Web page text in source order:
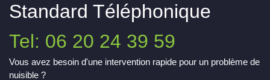
Standard Téléphonique
Tel: 06 20 24 39 59
Vous avez besoin d'une intervention rapide pour un problème de
nuisible ?